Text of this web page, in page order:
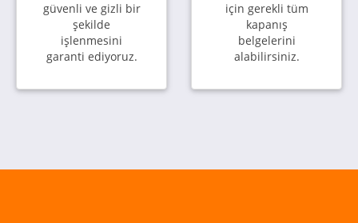
güvenli ve gizli bir
şekilde
işlenmesini
garanti ediyoruz.
için gerekli tüm
kapanış
belgelerini
alabilirsiniz.